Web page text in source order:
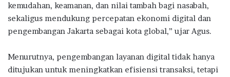
kemudahan, keamanan, dan nilai tambah bagi nasabah,
sekaligus mendukung percepatan ekonomi digital dan
pengembangan Jakarta sebagai kota global,” ujar Agus.
Menurutnya, pengembangan layanan digital tidak hanya
ditujukan untuk meningkatkan efisiensi transaksi, tetapi